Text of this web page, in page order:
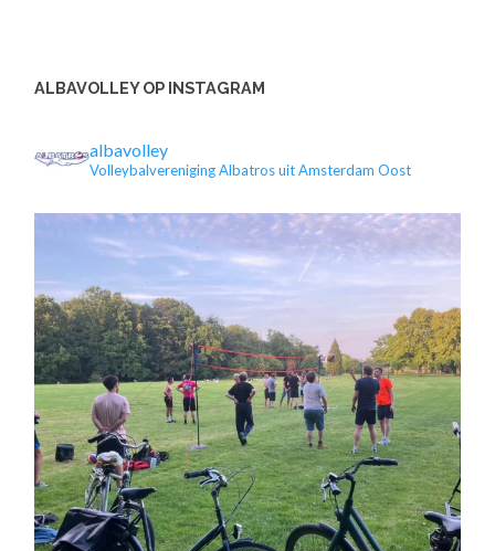
ALBAVOLLEY OP INSTAGRAM
albavolley
Volleybalvereniging Albatros uit Amsterdam Oost